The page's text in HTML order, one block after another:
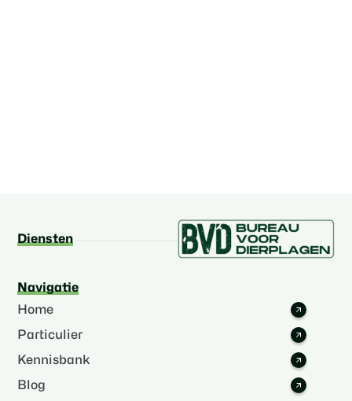
Diensten
Navigatie
Home
Particulier
Kennisbank
Blog